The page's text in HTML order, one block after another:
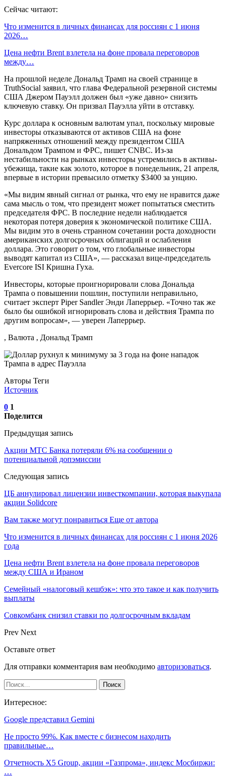
Сейчас читают:
Что изменится в личных финансах для россиян с 1 июня
2026…
Цена нефти Brent взлетела на фоне провала переговоров
между…
На прошлой неделе Дональд Трамп на своей странице в
TruthSocial заявил, что глава Федеральной резервной системы
США Джером Пауэлл должен был «уже давно» снизить
ключевую ставку. Он призвал Пауэлла уйти в отставку.
Курс доллара к основным валютам упал, поскольку мировые
инвесторы отказываются от активов США на фоне
напряженных отношений между президентом США
Дональдом Трампом и ФРС, пишет CNBC. Из-за
нестабильности на рынках инвесторы устремились в активы-
убежища, такие как золото, которое в понедельник, 21 апреля,
впервые в истории превысило отметку $3400 за унцию.
«Мы видим явный сигнал от рынка, что ему не нравится даже
сама мысль о том, что президент может попытаться сместить
председателя ФРС. В последние недели наблюдается
некоторая потеря доверия к экономической политике США.
Мы видим это в очень странном сочетании роста доходности
американских долгосрочных облигаций и ослабления
доллара. Это говорит о том, что глобальные инвесторы
выводят капитал из США», — рассказал вице-председатель
Evercore ISI Кришна Гуха.
Инвесторы, которые проигнорировали слова Дональда
Трампа о повышении пошлин, поступили неправильно,
считает эксперт Piper Sandler Энди Лаперрьер. «Точно так же
было бы ошибкой игнорировать слова и действия Трампа по
другим вопросам», — уверен Лаперрьер.
, Валюта , Дональд Трамп
Авторы Теги
Источник
0 1
Поделится
Предыдущая запись
Акции МТС Банка потеряли 6% на сообщении о
потенциальной допэмиссии
Следующая запись
ЦБ аннулировал лицензии инвесткомпании, которая выкупала
акции Solidcore
Вам также могут понравиться Еще от автора
Что изменится в личных финансах для россиян с 1 июня 2026
года
Цена нефти Brent взлетела на фоне провала переговоров
между США и Ираном
Семейный «налоговый кешбэк»: что это такое и как получить
выплаты
Совкомбанк снизил ставки по долгосрочным вкладам
Prev Next
Оставьте ответ
Для отправки комментария вам необходимо авторизоваться.
Интересное:
Google представил Gemini
Не просто 99%. Как вместе с бизнесом находить
правильные…
Отчетность X5 Group, акции «Газпрома», индекс Мосбиржи:
…